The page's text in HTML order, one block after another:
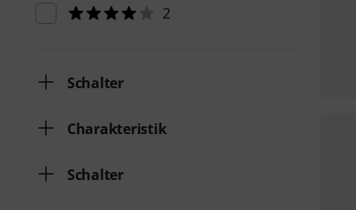
2
Schalter
Charakteristik
Schalter